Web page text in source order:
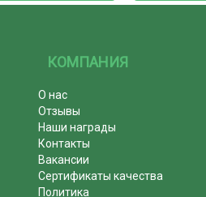
КОМПАНИЯ
О нас
Отзывы
Наши награды
Контакты
Вакансии
Сертификаты качества
Политика